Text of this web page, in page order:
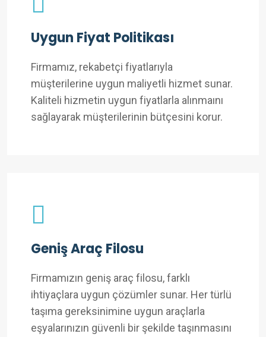
Uygun Fiyat Politikası
Firmamız, rekabetçi fiyatlarıyla
müşterilerine uygun maliyetli hizmet sunar.
Kaliteli hizmetin uygun fiyatlarla alınmaını
sağlayarak müşterilerinin bütçesini korur.
Geniş Araç Filosu
Firmamızın geniş araç filosu, farklı
ihtiyaçlara uygun çözümler sunar. Her türlü
taşıma gereksinimine uygun araçlarla
eşyalarınızın güvenli bir şekilde taşınmasını